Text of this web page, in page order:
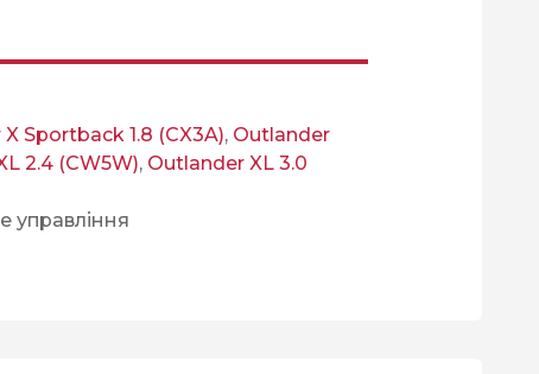
X Sportback 1.8 (CX3A), Outlander
2.4 (CW5W), Outlander XL 3.0
управління